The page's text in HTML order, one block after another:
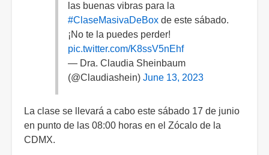
las buenas vibras para la
#ClaseMasivaDeBox de este sábado.
¡No te la puedes perder!
pic.twitter.com/K8ssV5nEhf
— Dra. Claudia Sheinbaum
(@Claudiashein) June 13, 2023
La clase se llevará a cabo este sábado 17 de junio
en punto de las 08:00 horas en el Zócalo de la
CDMX.